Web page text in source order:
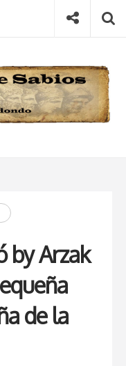
enter to search
Social
by Arzak
de la